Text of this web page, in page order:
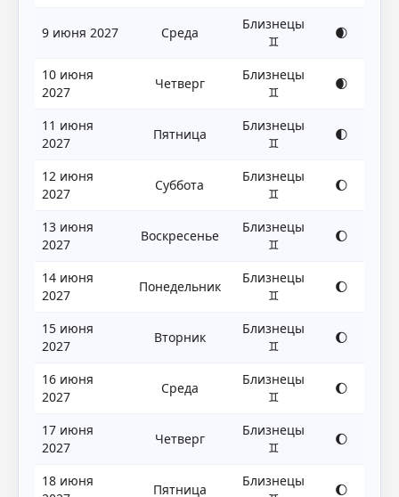
9 июня 2027 Среда
Близнецы
♊
🌒
10 июня
2027
Четверг
Близнецы
♊
🌒
11 июня
2027
Пятница
Близнецы
♊
🌓
12 июня
2027
Суббота
Близнецы
♊
🌔
13 июня
2027
Воскресенье
Близнецы
♊
🌔
14 июня
2027
Понедельник
Близнецы
♊
🌔
15 июня
2027
Вторник
Близнецы
♊
🌔
16 июня
2027
Среда
Близнецы
♊
🌔
17 июня
2027
Четверг
Близнецы
♊
🌔
18 июня
Пятница
Близнецы
🌔